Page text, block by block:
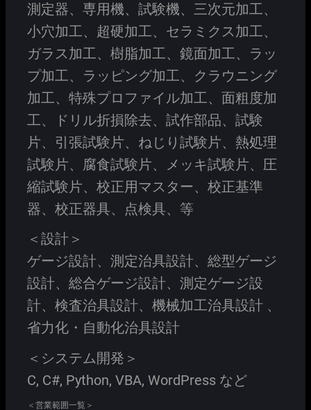
測定器、専用機、試験機、三次元加工、
小穴加工、超硬加工、セラミクス加工、
ガラス加工、樹脂加工、鏡面加工、ラッ
プ加工、ラッピング加工、クラウニング
加工、特殊プロファイル加工、面粗度加
工、ドリル折損除去、試作部品、試験
片、引張試験片、ねじり試験片、熱処理
試験片、腐食試験片、メッキ試験片、圧
縮試験片、校正用マスター、校正基準
器、校正器具、点検具、等
＜設計＞
ゲージ設計、測定治具設計、総型ゲージ
設計、総合ゲージ設計、測定ゲージ設
計、検査治具設計、機械加工治具設計 、
省力化・自動化治具設計
＜システム開発＞
C, C#, Python, VBA, WordPress など
＜営業範囲一覧＞